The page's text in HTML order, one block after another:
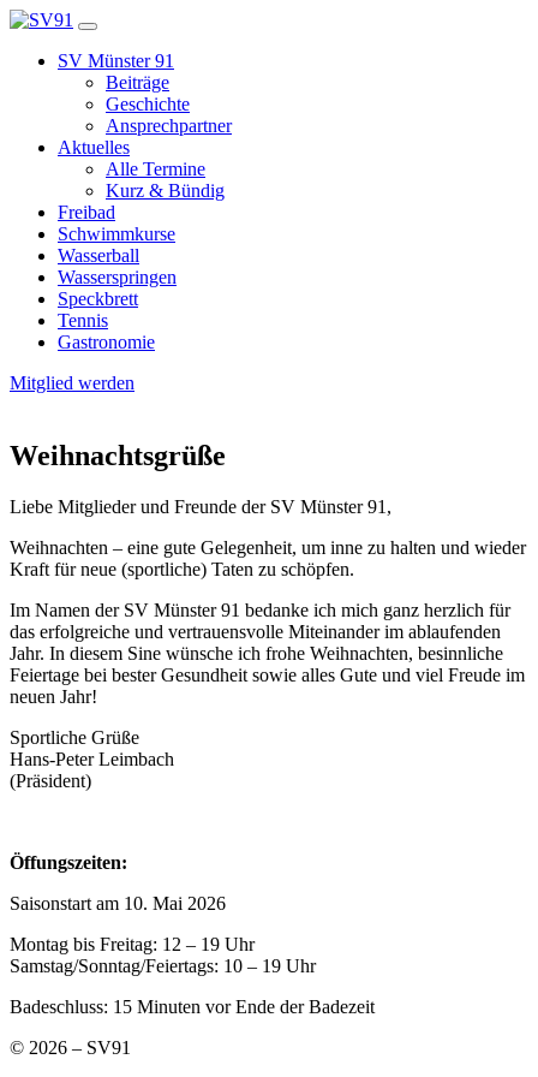
SV Münster 91
Beiträge
Geschichte
Ansprechpartner
Aktuelles
Alle Termine
Kurz & Bündig
Freibad
Schwimmkurse
Wasserball
Wasserspringen
Speckbrett
Tennis
Gastronomie
Mitglied werden
Weihnachtsgrüße
Liebe Mitglieder und Freunde der SV Münster 91,
Weihnachten – eine gute Gelegenheit, um inne zu halten und wieder
Kraft für neue (sportliche) Taten zu schöpfen.
Im Namen der SV Münster 91 bedanke ich mich ganz herzlich für
das erfolgreiche und vertrauensvolle Miteinander im ablaufenden
Jahr. In diesem Sine wünsche ich frohe Weihnachten, besinnliche
Feiertage bei bester Gesundheit sowie alles Gute und viel Freude im
neuen Jahr!
Sportliche Grüße
Hans-Peter Leimbach
(Präsident)
Öffungszeiten:
Saisonstart am 10. Mai 2026
Montag bis Freitag: 12 – 19 Uhr
Samstag/Sonntag/Feiertags: 10 – 19 Uhr
Badeschluss: 15 Minuten vor Ende der Badezeit
© 2026 – SV91